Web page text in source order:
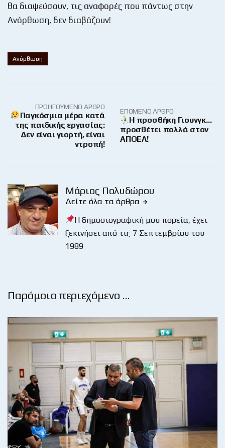
θα διαψεύσουν, τις αναφορές που πάντως στην
Ανόρθωση, δεν διαβάζουν!
Ανόρθωση
ΠΡΟΗΓΟΎΜΕΝΟ ΆΡΘΡΟ
Παγκόσμια μέρα κατά
της παιδικής εργασίας:
Δεν είναι γιορτή, είναι
ντροπή!
ΕΠΌΜΕΝΟ ΆΡΘΡΟ
Η προσθήκη Γιουνγκ…
προσθέτει πολλά στον
ΑΠΟΕΛ!
Μάριος Πολυδώρου
Δείτε όλα τα άρθρα
Η δημοσιογραφική μου πορεία, έχει
ξεκινήσει από τις 7 Σεπτεμβρίου του
1989
Παρόμοιο περιεχόμενο …